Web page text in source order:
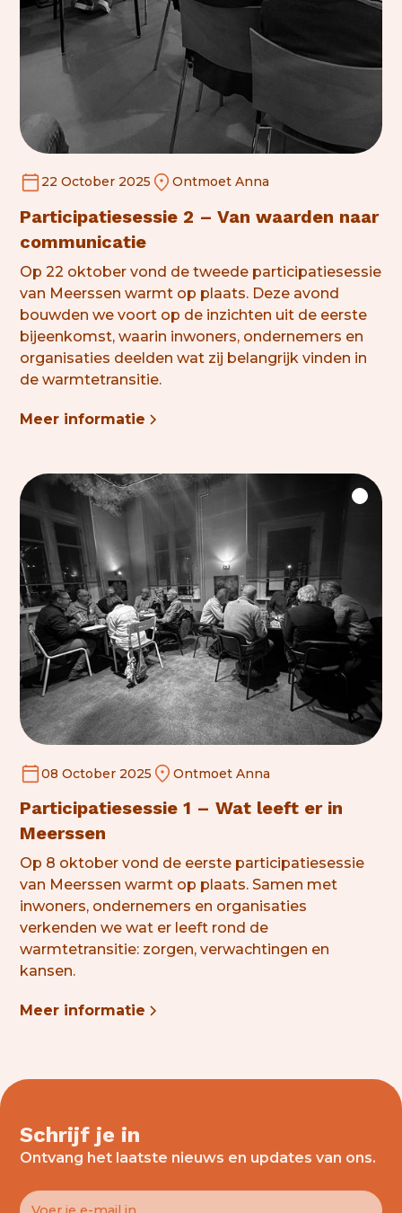
22 October 2025 Ontmoet Anna
Participatiesessie 2 – Van waarden naar
communicatie
Op 22 oktober vond de tweede participatiesessie
van Meerssen warmt op plaats. Deze avond
bouwden we voort op de inzichten uit de eerste
bijeenkomst, waarin inwoners, ondernemers en
organisaties deelden wat zij belangrijk vinden in
de warmtetransitie.
Meer informatie
08 October 2025 Ontmoet Anna
Participatiesessie 1 – Wat leeft er in
Meerssen
Op 8 oktober vond de eerste participatiesessie
van Meerssen warmt op plaats. Samen met
inwoners, ondernemers en organisaties
verkenden we wat er leeft rond de
warmtetransitie: zorgen, verwachtingen en
kansen.
Meer informatie
Schrijf je in
Ontvang het laatste nieuws en updates van ons.